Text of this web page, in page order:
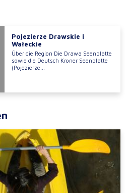
Pojezierze Drawskie i
Wałeckie
Über die Region Die Drawa Seenplatte
sowie die Deutsch Kroner Seenplatte
(Pojezierze...